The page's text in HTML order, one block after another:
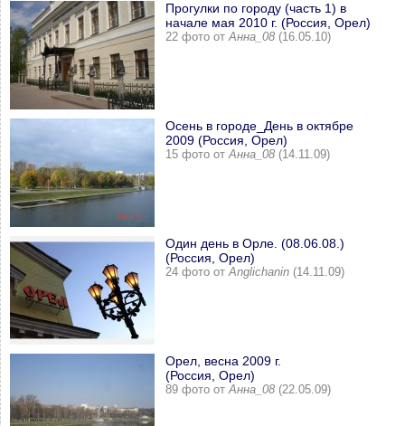
Прогулки по городу (часть 1) в
начале мая 2010 г. (Россия, Орел)
22 фото отАнна_08 (16.05.10)
Осень в городе_День в октябре
2009 (Россия, Орел)
15 фото отАнна_08 (14.11.09)
Один день в Орле. (08.06.08.)
(Россия, Орел)
24 фото отAnglichanin (14.11.09)
Орел, весна 2009 г.
(Россия, Орел)
89 фото отАнна_08 (22.05.09)